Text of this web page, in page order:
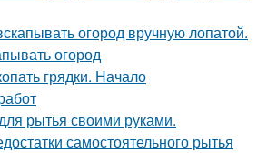
огород вручную лопатой.
огород
грядки. Начало
рытья своими руками.
самостоятельного рытья